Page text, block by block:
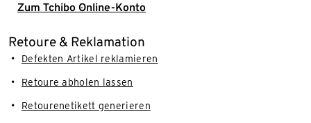
Zum Tchibo Online-Konto
Retoure & Reklamation
Defekten Artikel reklamieren
Retoure abholen lassen
Retourenetikett generieren